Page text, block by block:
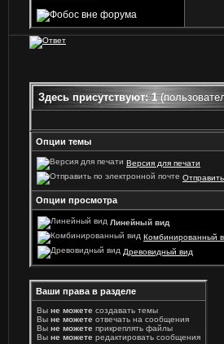
Здесь присутствуют: 1
Опции темы
Версия для печати
Опции просмотра
Линейный вид
Комбинированный
Древовидный вид
Ваши права в разделе
Вы не можете создавать темы
Вы не можете отвечать на сообщения
Вы не можете прикреплять файлы
Вы не можете редактировать сообщения